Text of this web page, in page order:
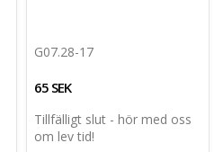
G07.28-17
65 SEK
Tillfälligt slut - hör med oss
om lev tid!